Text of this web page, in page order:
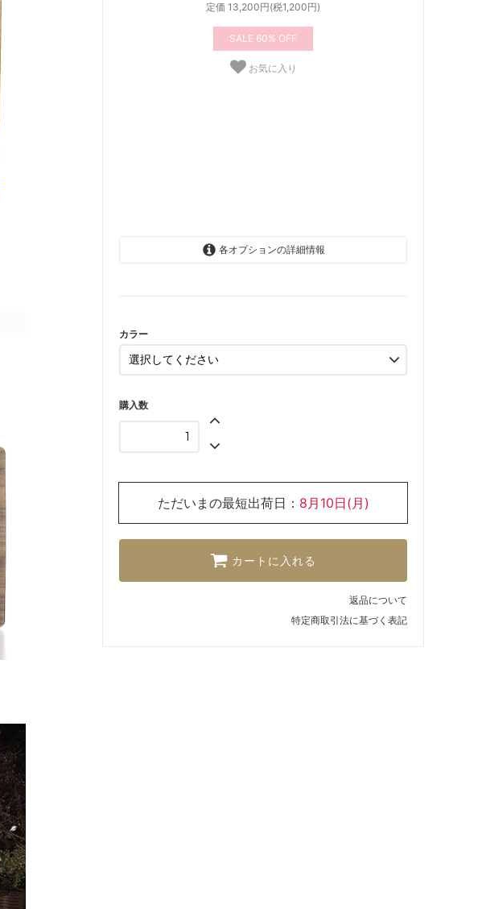
定価 13,200円(税1,200円)
60%
お気に入り
各オプションの詳細情報
カラー
購入数
ただいまの最短出荷日： 8月10日(月)
カートに入れる
返品について
特定商取引法に基づく表記